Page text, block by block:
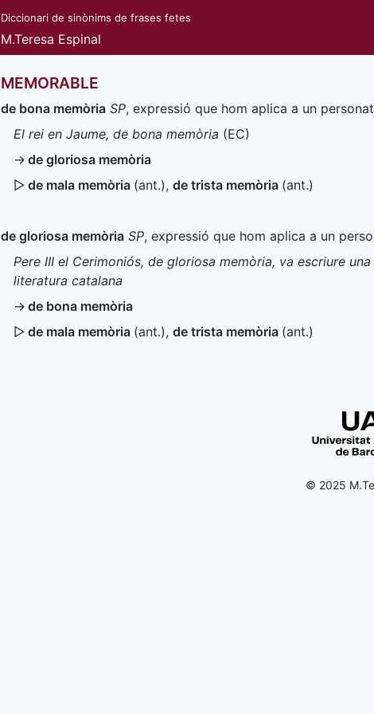
Diccionari de sinònims de frases fetes
M.Teresa Espinal
MEMORABLE
de bona memòria SP, expressió que hom aplica a un
El rei en Jaume, de bona memòria (EC)
→ de gloriosa memòria
▷ de mala memòria (ant.), de trista memòria (ant.)
de gloriosa memòria SP, expressió que hom aplica a un
Pere III el Cerimoniós, de gloriosa memòria, va escriure
literatura catalana
→ de bona memòria
▷ de mala memòria (ant.), de trista memòria (ant.)
© 2025